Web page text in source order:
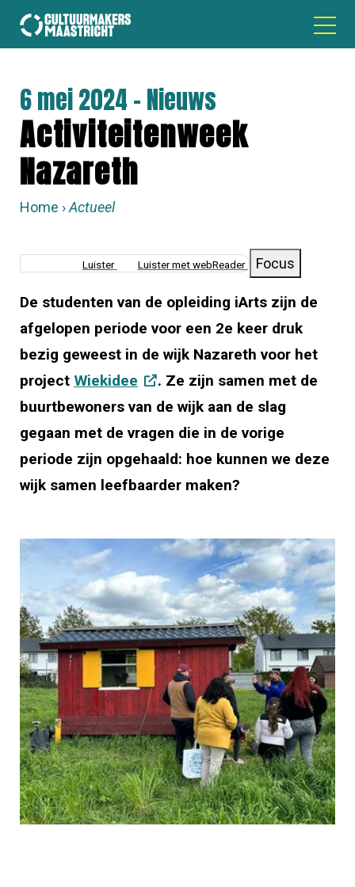
6 mei 2024 - Nieuws
Activiteitenweek
Nazareth
KRUIMELPAD
Home Actueel
Luister Luister met webReader Focus
De studenten van de opleiding iArts zijn de
afgelopen periode voor een 2e keer druk
bezig geweest in de wijk Nazareth voor het
project Wiekidee
. Ze zijn samen met de
buurtbewoners van de wijk aan de slag
gegaan met de vragen die in de vorige
periode zijn opgehaald: hoe kunnen we deze
wijk samen leefbaarder maken?